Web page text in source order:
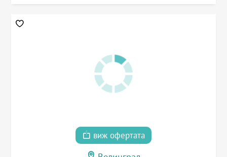
виж офертата